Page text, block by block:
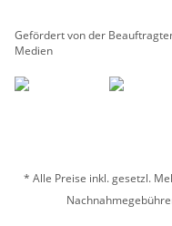
Gefördert von der
Medien
* Alle Preise inkl. gesetzl.